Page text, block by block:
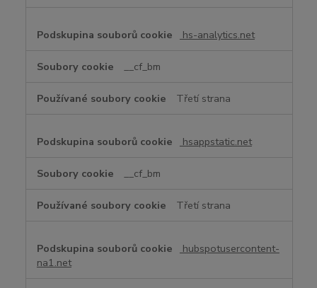
hs-analytics.net
__cf_bm
Třetí strana
hsappstatic.net
__cf_bm
Třetí strana
hubspotusercontent-
na1.net